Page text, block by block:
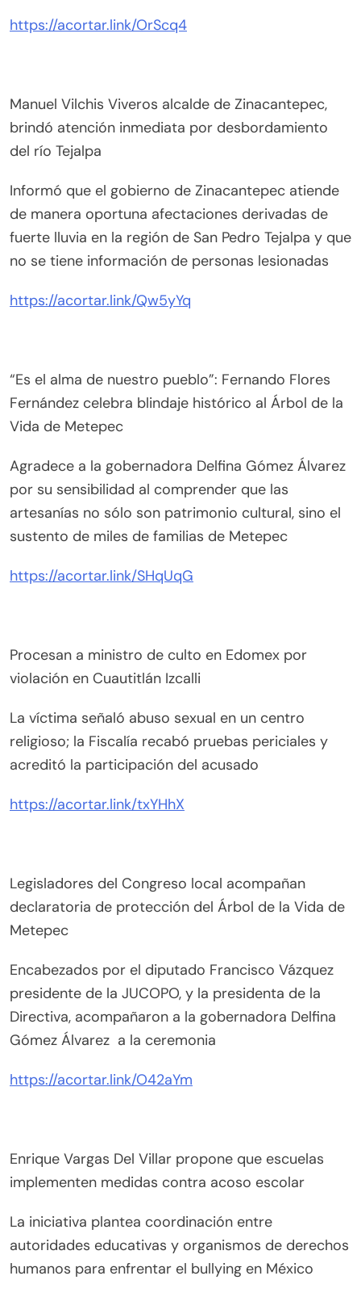
https://acortar.link/OrScq4
Manuel Vilchis Viveros alcalde de Zinacantepec,
brindó atención inmediata por desbordamiento
del río Tejalpa
Informó que el gobierno de Zinacantepec atiende
de manera oportuna afectaciones derivadas de
fuerte lluvia en la región de San Pedro Tejalpa y que
no se tiene información de personas lesionadas
https://acortar.link/Qw5yYq
“Es el alma de nuestro pueblo”: Fernando Flores
Fernández celebra blindaje histórico al Árbol de la
Vida de Metepec
Agradece a la gobernadora Delfina Gómez Álvarez
por su sensibilidad al comprender que las
artesanías no sólo son patrimonio cultural, sino el
sustento de miles de familias de Metepec
https://acortar.link/SHqUqG
Procesan a ministro de culto en Edomex por
violación en Cuautitlán Izcalli
La víctima señaló abuso sexual en un centro
religioso; la Fiscalía recabó pruebas periciales y
acreditó la participación del acusado
https://acortar.link/txYHhX
Legisladores del Congreso local acompañan
declaratoria de protección del Árbol de la Vida de
Metepec
Encabezados por el diputado Francisco Vázquez
presidente de la JUCOPO, y la presidenta de la
Directiva, acompañaron a la gobernadora Delfina
Gómez Álvarez a la ceremonia
https://acortar.link/O42aYm
Enrique Vargas Del Villar propone que escuelas
implementen medidas contra acoso escolar
La iniciativa plantea coordinación entre
autoridades educativas y organismos de derechos
humanos para enfrentar el bullying en México